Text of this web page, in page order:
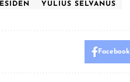
YULIUS SELVANUS
Facebook